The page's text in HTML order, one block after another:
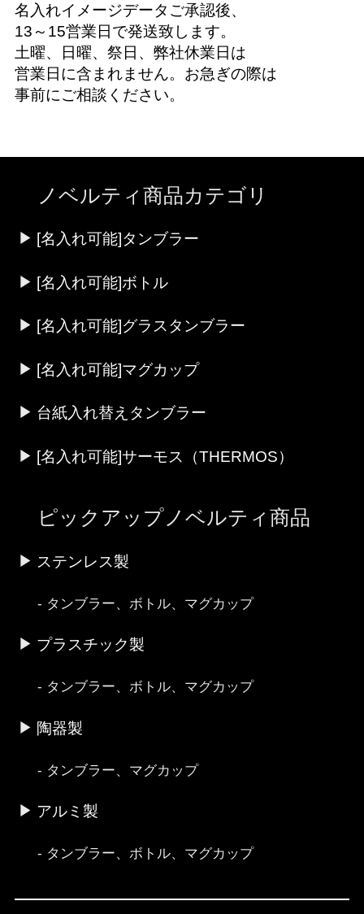
名入れイメージデータご承認後、
13～15営業日で発送致します。
土曜、日曜、祭日、弊社休業日は
営業日に含まれません。お急ぎの際は
事前にご相談ください。
ノベルティ商品カテゴリ
[名入れ可能]タンブラー
[名入れ可能]ボトル
[名入れ可能]グラスタンブラー
[名入れ可能]マグカップ
台紙入れ替えタンブラー
[名入れ可能]サーモス（THERMOS）
ピックアップノベルティ商品
ステンレス製
タンブラー、ボトル、マグカップ
プラスチック製
タンブラー、ボトル、マグカップ
陶器製
タンブラー、マグカップ
アルミ製
タンブラー、ボトル、マグカップ